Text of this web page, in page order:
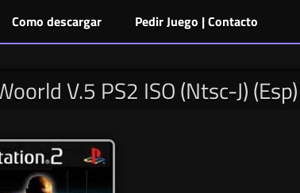
Como descargar Pedir Juego | Contacto
V.5 PS2 ISO (Ntsc-J) (Esp)